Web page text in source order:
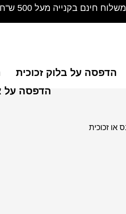
משלוח חינם בקנייה מעל 500 ש"ח התחייבות לרמה הגבוה בארץ !
הדפסה על בלוק זכוכית
הדפסה על